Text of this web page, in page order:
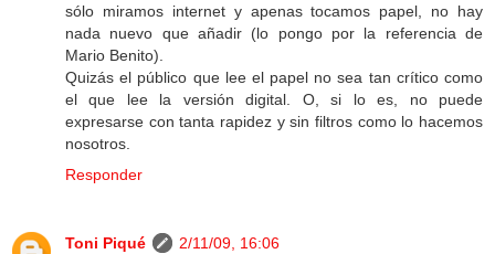
sólo miramos internet y apenas tocamos papel, no hay
nada nuevo que añadir (lo pongo por la referencia de
Mario Benito).
Quizás el público que lee el papel no sea tan crítico como
el que lee la versión digital. O, si lo es, no puede
expresarse con tanta rapidez y sin filtros como lo hacemos
nosotros.
Responder
Toni Piqué
2/11/09, 16:06